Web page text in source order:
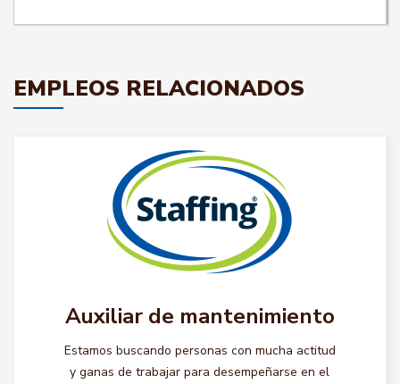
EMPLEOS RELACIONADOS
Auxiliar de mantenimiento
Estamos buscando personas con mucha actitud
y ganas de trabajar para desempeñarse en el